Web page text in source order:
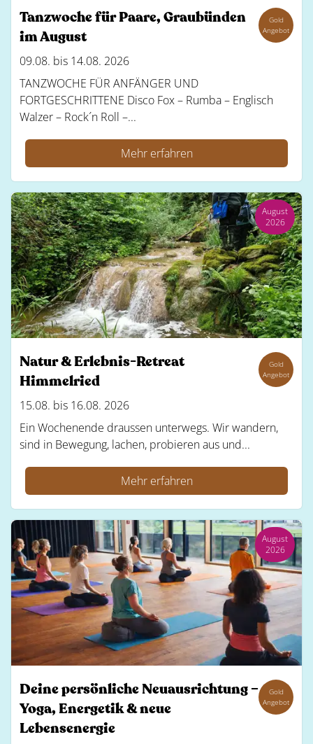
Tanzwoche für Paare, Graubünden
im August
Gold
Angebot
09.08. bis 14.08. 2026
TANZWOCHE FÜR ANFÄNGER UND
FORTGESCHRITTENE Disco Fox – Rumba – Englisch
Walzer – Rock´n Roll –...
Mehr erfahren
August
2026
Natur & Erlebnis-Retreat
Himmelried
Gold
Angebot
15.08. bis 16.08. 2026
Ein Wochenende draussen unterwegs. Wir wandern,
sind in Bewegung, lachen, probieren aus und...
Mehr erfahren
August
2026
Deine persönliche Neuausrichtung –
Yoga, Energetik & neue
Lebensenergie
Gold
Angebot